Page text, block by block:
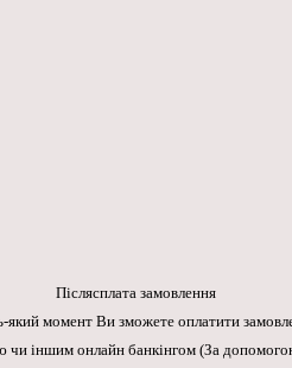
Післясплата замовлення
який момент Ви зможете оплатити
чи іншим онлайн банкінгом(За